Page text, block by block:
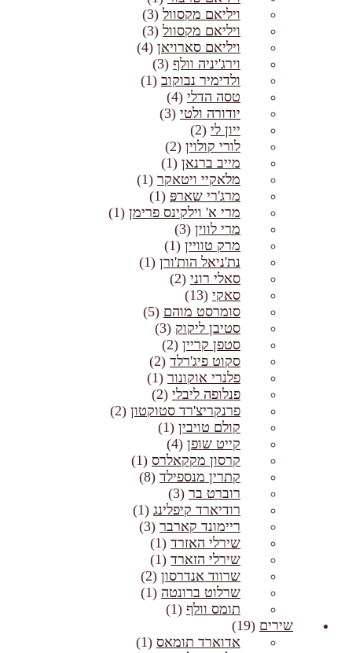
ויליאם מקסוול (3)
ויליאם מקסוול (3)
ויליאם סארויאן (4)
וירג'יניה וולף (3)
ולדימיר נבוקוב (1)
טסה הדלי (4)
יודורה ולטי (3)
ייון לי (2)
לורי קולוין (2)
מייב ברנאן (1)
מלאקיי ויטאקר (1)
מרג'רי שארפּ (1)
מרי א' וילקינס פרימן (1)
מרי לווין (3)
מרק טוויין (1)
נת'ניאל הות'ורן (1)
סאלי רוני (2)
סאקי (13)
סומרסט מוהם (5)
סטיבן ליקוק (3)
סטפן קריין (2)
סקוט פיג'רלד (2)
פלנרי אוקונור (1)
פנלופה ליבלי (2)
פרנקריצ'רד סטוקטון (2)
קולם טויבין (1)
קייט שופן (4)
קרסון מקקאלרס (1)
קתרין מנספילד (8)
רוברט בר (3)
רודיארד קיפלינג (1)
ריימונד קארבר (3)
שירלי האזרד (1)
שירלי הזארד (1)
שרווד אנדרסון (2)
שרלוט ברונטה (1)
תומס וולף (1)
שירים (19)
אדוארד תומאס (1)